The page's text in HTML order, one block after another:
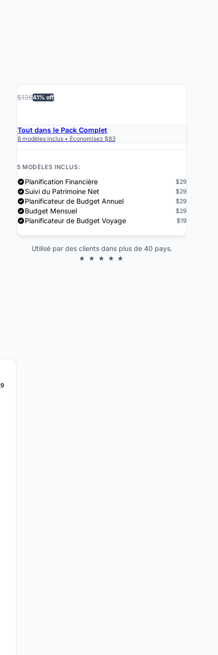
$13541% off
Tout dans le Pack Complet
8 modèles inclus • Économisez $83
5 MODÈLES INCLUS:
Planification Financière $29
Suivi du Patrimoine Net $29
Planificateur de Budget Annuel $29
Budget Mensuel $29
Planificateur de Budget Voyage $19
Utilisé par des clients dans plus de 40 pays.
★ ★ ★ ★ ★